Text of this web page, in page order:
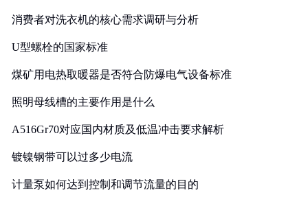
消费者对洗衣机的核心需求调研与分析
U型螺栓的国家标准
煤矿用电热取暖器是否符合防爆电气设备标准
照明母线槽的主要作用是什么
A516Gr70对应国内材质及低温冲击要求解析
镀镍钢带可以过多少电流
计量泵如何达到控制和调节流量的目的